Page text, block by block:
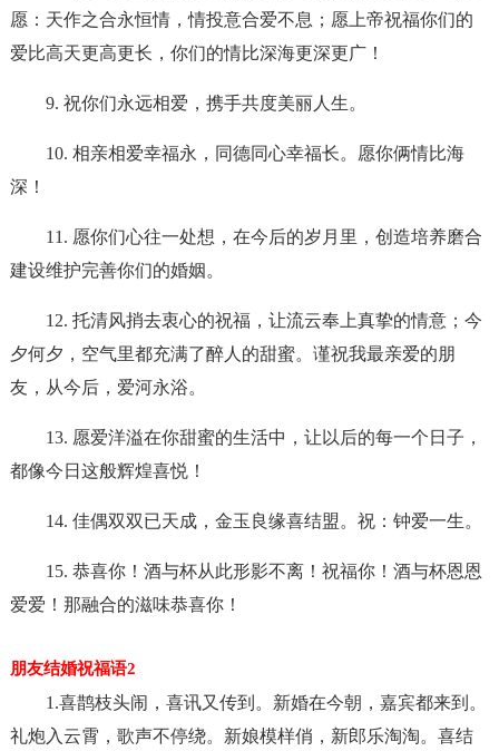
愿：天作之合永恒情，情投意合爱不息；愿上帝祝福你们的
爱比高天更高更长，你们的情比深海更深更广！
9. 祝你们永远相爱，携手共度美丽人生。
10. 相亲相爱幸福永，同德同心幸福长。愿你俩情比海
深！
11. 愿你们心往一处想，在今后的岁月里，创造培养磨合
建设维护完善你们的婚姻。
12. 托清风捎去衷心的祝福，让流云奉上真挚的情意；今
夕何夕，空气里都充满了醉人的甜蜜。谨祝我最亲爱的朋
友，从今后，爱河永浴。
13. 愿爱洋溢在你甜蜜的生活中，让以后的每一个日子，
都像今日这般辉煌喜悦！
14. 佳偶双双已天成，金玉良缘喜结盟。祝：钟爱一生。
15. 恭喜你！酒与杯从此形影不离！祝福你！酒与杯恩恩
爱爱！那融合的滋味恭喜你！
朋友结婚祝福语2
1.喜鹊枝头闹，喜讯又传到。新婚在今朝，嘉宾都来到。
礼炮入云霄，歌声不停绕。新娘模样俏，新郎乐淘淘。喜结